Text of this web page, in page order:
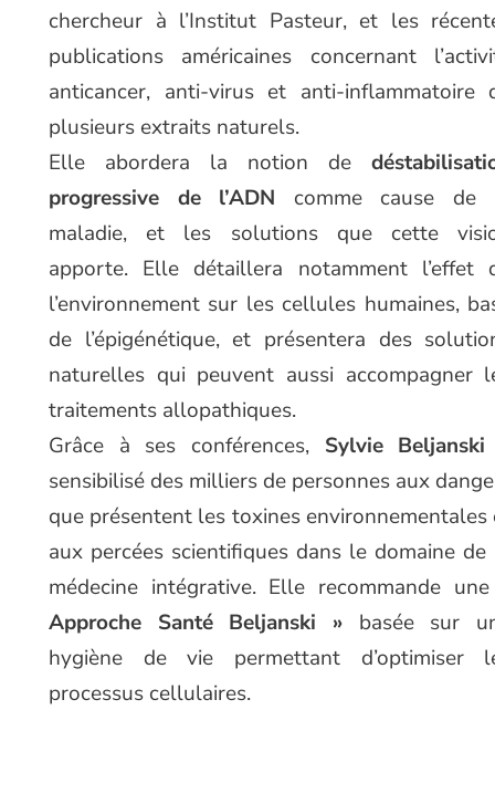
chercheur à l’Institut Pasteur, et les
publications américaines concernant
anticancer, anti-virus et anti-inflammatoire
plusieurs extraits naturels.
Elle abordera la notion de
progressive de l’ADN comme cause de
maladie, et les solutions que cette
apporte. Elle détaillera notamment l’effet
l’environnement sur les cellules humaines,
de l’épigénétique, et présentera des
naturelles qui peuvent aussi accompagner
traitements allopathiques.
Grâce à ses conférences, Sylvie Beljanski
sensibilisé des milliers de personnes aux
que présentent les toxines environnementales
aux percées scientifiques dans le domaine de
médecine intégrative. Elle recommande
Approche Santé Beljanski » basée sur
hygiène de vie permettant d’optimiser
processus cellulaires.